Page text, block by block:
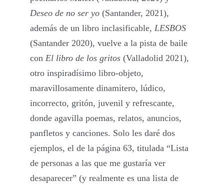
Deseo de no ser yo(Santander, 2021),
además de un libro inclasificable, LESBOS
(Santander 2020), vuelve a la pista de baile
con El libro de los gritos(Valladolid 2021),
otro inspiradísimo libro-objeto,
maravillosamente dinamitero, lúdico,
incorrecto, gritón, juvenil y refrescante,
donde agavilla poemas, relatos, anuncios,
panfletos y canciones. Solo les daré dos
ejemplos, el de la página 63, titulada “Lista
de personas a las que me gustaría ver
desaparecer” (y realmente es una lista de